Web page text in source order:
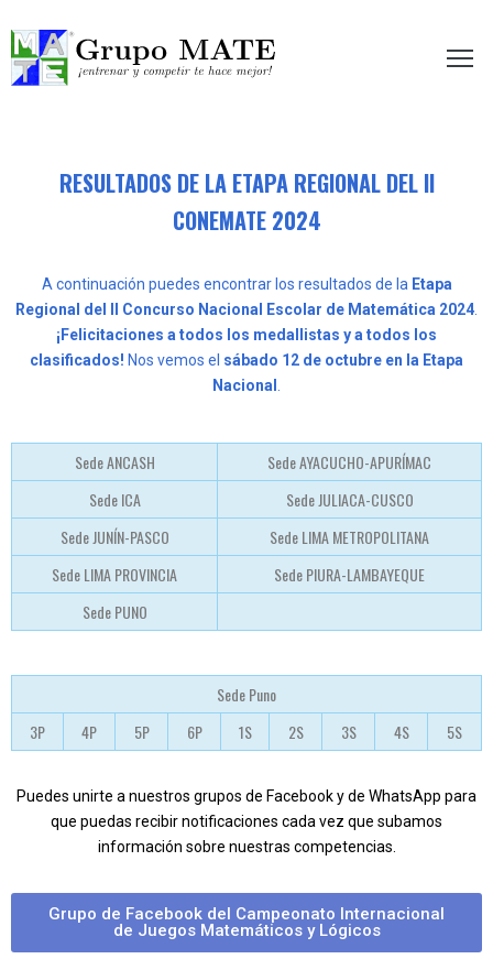
te hace mejor!
RESULTADOS DE LA ETAPA REGIONAL DEL II
CONEMATE 2024
A continuación puedes encontrar los resultados de la Etapa
Regional del II Concurso Nacional Escolar de Matemática 2024.
¡Felicitaciones a todos los medallistas y a todos los
clasificados! Nos vemos el sábado 12 de octubre en la Etapa
Nacional .
Sede ANCASH
Sede AYACUCHO-APURÍMAC
Sede ICA
Sede JULIACA-CUSCO
Sede JUNÍN-PASCO
Sede LIMA METROPOLITANA
Sede LIMA PROVINCIA
Sede PIURA-LAMBAYEQUE
Sede PUNO
Sede Puno
3P
4P 5P 6P 1S 2S 3S 4S 5S
Puedes unirte a nuestros grupos de Facebook y de WhatsApp para
que puedas recibir notificaciones cada vez que subamos
información sobre nuestras competencias.
Grupo de Facebook del Campeonato Internacional
de Juegos Matemáticos y Lógicos